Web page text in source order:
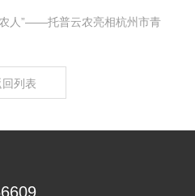
农人”——托普云农亮相杭州市青
回列表